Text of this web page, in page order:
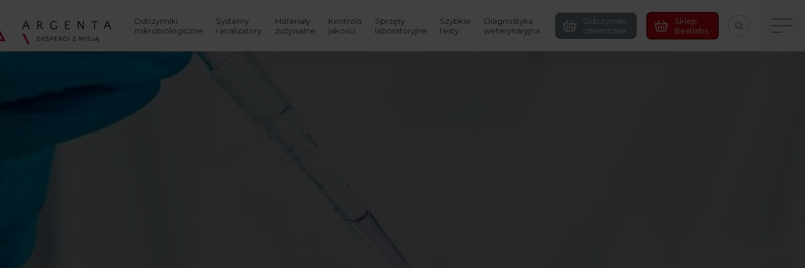
Odczynniki
mikrobiologiczne
Systemy
i analizatory
Materiały
zużywalne
Kontrola
jakości
Sprzęty
laboratoryjne
Szybkie
testy
Diagnostyka
weterynaryjna
Odczynniki
chemiczne
Sklep
Bestlabs
Wyszukaj